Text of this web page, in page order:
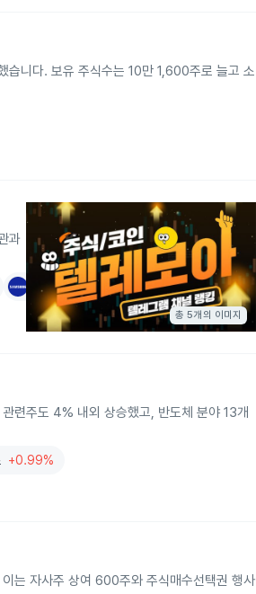
습니다. 보유 주식수는 10만 1,600주로 늘고 소
과
삼성전기 -9.37%
총 5개의 이미지
련주도 4% 내외 상승했고, 반도체 분야 13개
+0.99%
는 자사주 상여 600주와 주식매수선택권 행사